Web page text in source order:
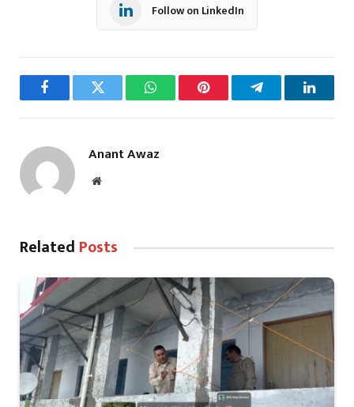
Follow on LinkedIn
FacebookTwitter WhatsAppPinterest Telegram
Anant Awaz
Website
Related Posts